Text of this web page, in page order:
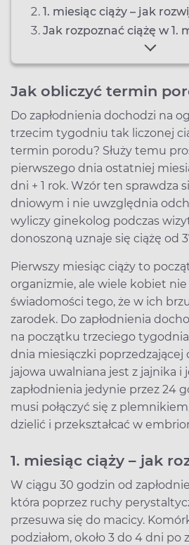
1. miesiąc ciąży – jak
Jak rozpoznać ciążę w 1.
Jak obliczyć termin
Do zapłodnienia dochodzi na
trzecim tygodniu tak liczonej
termin porodu? Służy temu
pierwszego dnia ostatniej
dni + 1 rok. Wzór ten sprawdza
dniowym i nie uwzględnia
wyliczy ginekolog podczas
donoszoną uznaje się ciążę od
Pierwszy miesiąc ciąży to
organizmie, ale wiele kobiet nie
świadomości tego, że w ich
zarodek. Do zapłodnienia
na początku trzeciego
dnia miesiączki poprzedzającej
jajowa uwalniana jest z jajnika i
zapłodnienia jedynie przez 24
musi połączyć się z
dzielić i przekształcać w
1. miesiąc ciąży – jak
W ciągu 30 godzin od
która poprzez ruchy
przesuwa się do macicy.
podziałom, około 3 do 4 dni po